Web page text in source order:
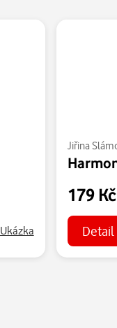
Ukázka
Jiřina
179
Detail